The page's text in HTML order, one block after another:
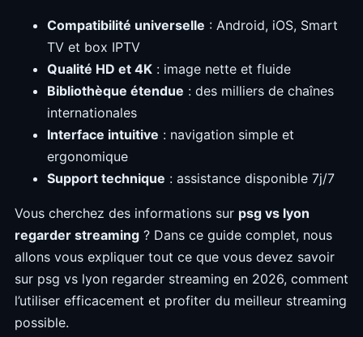
Compatibilité universelle : Android, iOS, Smart
TV et box IPTV
Qualité HD et 4K : image nette et fluide
Bibliothèque étendue : des milliers de chaînes
internationales
Interface intuitive : navigation simple et
ergonomique
Support technique : assistance disponible 7j/7
Vous cherchez des informations sur psg vs lyon
regarder streaming ? Dans ce guide complet, nous
allons vous expliquer tout ce que vous devez savoir
sur psg vs lyon regarder streaming en 2026, comment
l’utiliser efficacement et profiter du meilleur streaming
possible.